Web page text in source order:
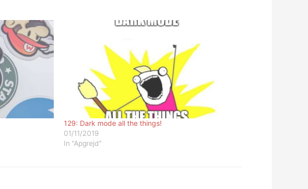
129: Dark mode all the things!
01/11/2019
In "Apgrejd"